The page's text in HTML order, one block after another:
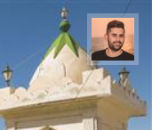
ابراهیم رفیعی